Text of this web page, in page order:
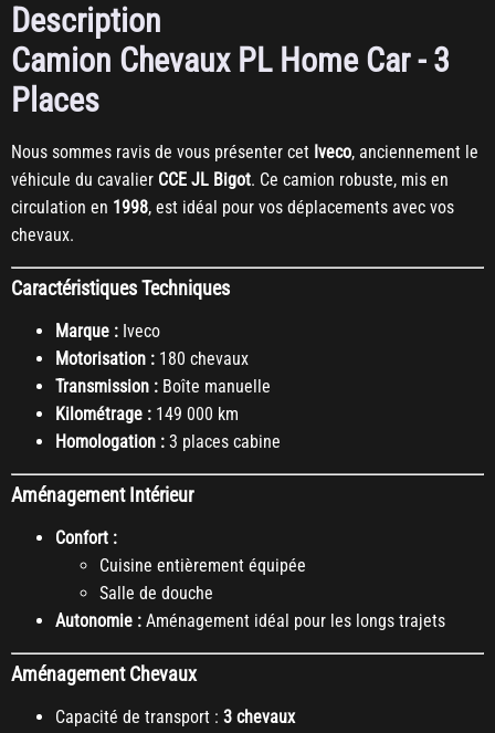
Description
Camion Chevaux PL Home Car - 3
Places
Nous sommes ravis de vous présenter cet Iveco, anciennement le
véhicule du cavalier CCE JL Bigot. Ce camion robuste, mis en
circulation en 1998, est idéal pour vos déplacements avec vos
chevaux.
Caractéristiques Techniques
Marque : Iveco
Motorisation : 180 chevaux
Transmission : Boîte manuelle
Kilométrage : 149 000 km
Homologation : 3 places cabine
Aménagement Intérieur
Confort :
Cuisine entièrement équipée
Salle de douche
Autonomie : Aménagement idéal pour les longs trajets
Aménagement Chevaux
Capacité de transport : 3 chevaux